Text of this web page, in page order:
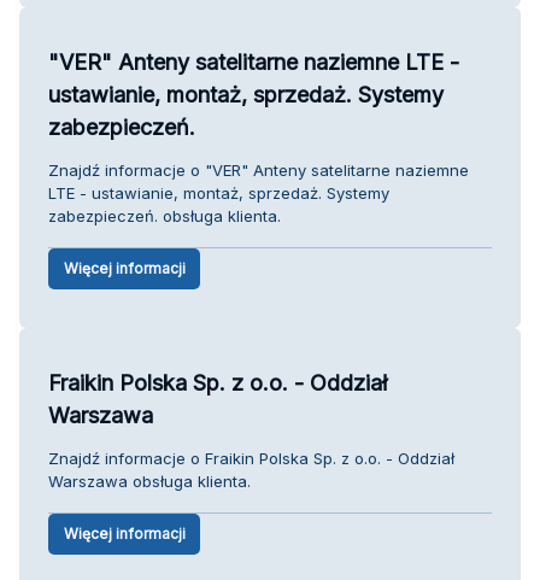
"VER" Anteny satelitarne naziemne LTE -
ustawianie, montaż, sprzedaż. Systemy
zabezpieczeń.
Znajdź informacje o "VER" Anteny satelitarne naziemne
LTE - ustawianie, montaż, sprzedaż. Systemy
zabezpieczeń. obsługa klienta.
Więcej informacji
Fraikin Polska Sp. z o.o. - Oddział
Warszawa
Znajdź informacje o Fraikin Polska Sp. z o.o. - Oddział
Warszawa obsługa klienta.
Więcej informacji